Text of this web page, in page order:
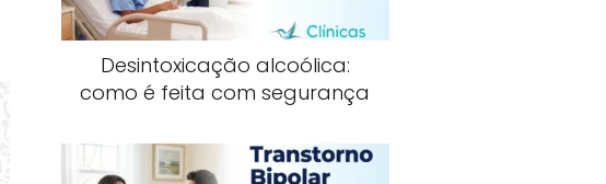
Desintoxicação alcoólica:
como é feita com segurança